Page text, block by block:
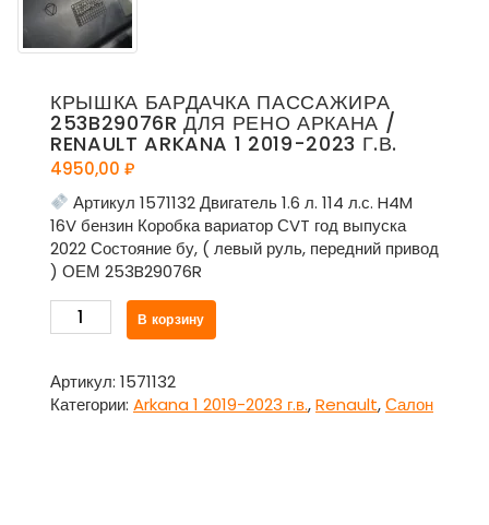
КРЫШКА БАРДАЧКА ПАССАЖИРА
253B29076R ДЛЯ РЕНО АРКАНА /
RENAULT ARKANA 1 2019-2023 Г.В.
4950,00 ₽
Артикул 1571132 Двигатель 1.6 л. 114 л.с. H4M
16V бензин Коробка вариатор СVT год выпуска
2022 Состояние бу, ( левый руль, передний привод
) ОЕМ 253B29076R
Количество
товара
бардачка
пассажира
В корзину
Артикул: 1571132
Категории: Arkana 1 2019-2023 г.в.,Renault,Салон